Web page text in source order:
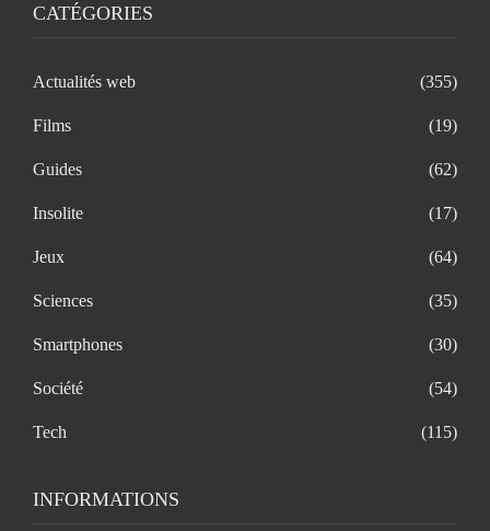
CATÉGORIES
Actualités web (355)
Films (19)
Guides (62)
Insolite (17)
Jeux (64)
Sciences (35)
Smartphones (30)
Société (54)
Tech (115)
INFORMATIONS